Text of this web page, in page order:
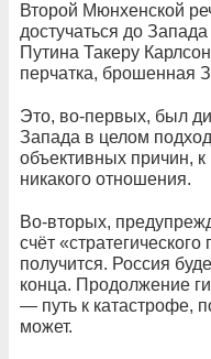
Второй Мюнхенской
достучаться до
Путина Такеру
перчатка, брошенная
Это, во-первых, был
Запада в целом
объективных причин,
никакого отношения.
Во-вторых,
счёт
получится. Россия
конца. Продолжение
— путь к катастрофе,
может.